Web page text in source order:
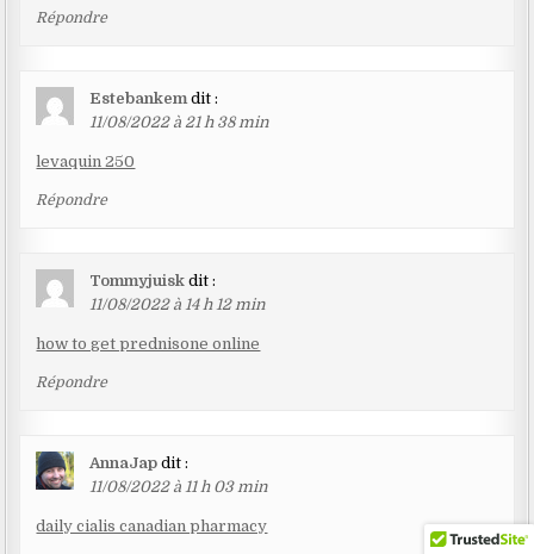
Répondre
Estebankem dit :
11/08/2022 à 21 h 38 min
levaquin 250
Répondre
Tommyjuisk dit :
11/08/2022 à 14 h 12 min
how to get prednisone online
Répondre
AnnaJap dit :
11/08/2022 à 11 h 03 min
daily cialis canadian pharmacy